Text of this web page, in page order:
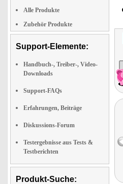
Alle Produkte
Zubehör Produkte
Support-Elemente:
Handbuch-, Treiber-, Video-
Downloads
Support-FAQs
Erfahrungen, Beiträge
Diskussions-Forum
Testergebnisse aus Tests &
Testberichten
Produkt-Suche: